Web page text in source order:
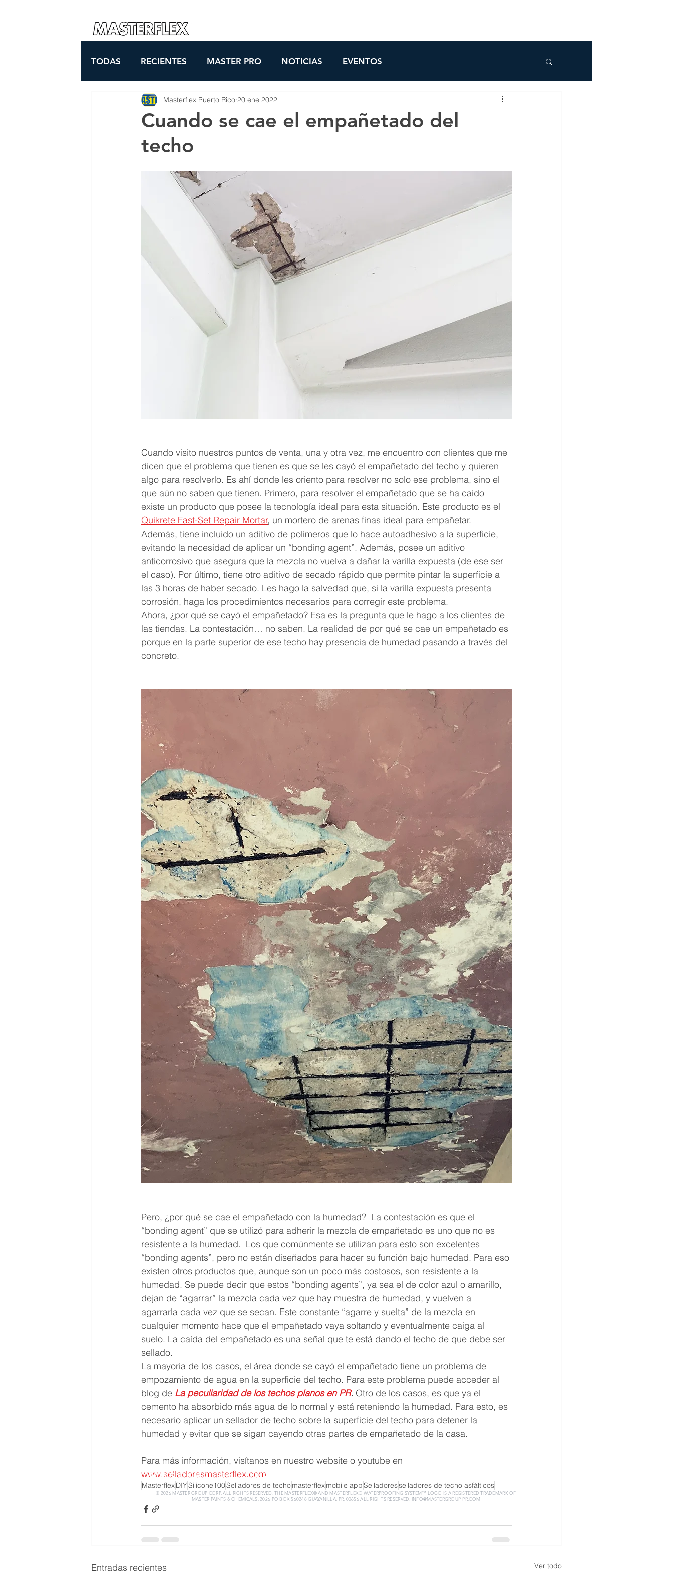
TODAS RECIENTES MASTER PRO NOTICIAS EVENTOS
Cuando se cae el empañetado del
techo
Masterflex Puerto Rico 20 ene 2022
Cuando visito nuestros puntos de venta, una y otra vez, me encuentro con clientes que me
dicen que el problema que tienen es que se les cayó el empañetado del techo y quieren
algo para resolverlo. Es ahí donde les oriento para resolver no solo ese problema, sino el
que aún no saben que tienen. Primero, para resolver el empañetado que se ha caído
existe un producto que posee la tecnología ideal para esta situación. Este producto es el
Quikrete Fast-Set Repair Mortar, un mortero de arenas finas ideal para empañetar.
Además, tiene incluido un aditivo de polímeros que lo hace autoadhesivo a la superficie,
evitando la necesidad de aplicar un “bonding agent”. Además, posee un aditivo
anticorrosivo que asegura que la mezcla no vuelva a dañar la varilla expuesta (de ese ser
el caso). Por último, tiene otro aditivo de secado rápido que permite pintar la superficie a
las 3 horas de haber secado. Les hago la salvedad que, si la varilla expuesta presenta
corrosión, haga los procedimientos necesarios para corregir este problema.
Ahora, ¿por qué se cayó el empañetado? Esa es la pregunta que le hago a los clientes de
las tiendas. La contestación… no saben. La realidad de por qué se cae un empañetado es
porque en la parte superior de ese techo hay presencia de humedad pasando a través del
concreto.
Pero, ¿por qué se cae el empañetado con la humedad?  La contestación es que el
“bonding agent” que se utilizó para adherir la mezcla de empañetado es uno que no es
resistente a la humedad.  Los que comúnmente se utilizan para esto son excelentes
“bonding agents”, pero no están diseñados para hacer su función bajo humedad. Para eso
existen otros productos que, aunque son un poco más costosos, son resistente a la
humedad. Se puede decir que estos “bonding agents”, ya sea el de color azul o amarillo,
dejan de “agarrar” la mezcla cada vez que hay muestra de humedad, y vuelven a
agarrarla cada vez que se secan. Este constante “agarre y suelta” de la mezcla en
cualquier momento hace que el empañetado vaya soltando y eventualmente caiga al
suelo. La caída del empañetado es una señal que te está dando el techo de que debe ser
sellado.
La mayoría de los casos, el área donde se cayó el empañetado tiene un problema de
empozamiento de agua en la superficie del techo. Para este problema puede acceder al
blog de La peculiaridad de los techos planos en PR. Otro de los casos, es que ya el
cemento ha absorbido más agua de lo normal y está reteniendo la humedad. Para esto, es
necesario aplicar un sellador de techo sobre la superficie del techo para detener la
humedad y evitar que se sigan cayendo otras partes de empañetado de la casa.
Para más información, visítanos en nuestro website o youtube en
www.selladoresmasterflex.com
MasterflexDIYSilicone100Selladores de techomasterflexmobile appSelladoresselladores de techo asfálticos
Entradas recientes Ver todo
MASTERFLEX PRODUCTOS
© 2026 MASTER GROUP CORP. ALL RIGHTS RESERVED. THE MASTERFLEX® AND MASTERFLEX® WATERPROOFING SYSTEM™ LOGO IS A REGISTERED TRADEMARK OF
MASTER PAINTS & CHEMICALS. 2026 PO BOX 560248 GUAYANILLA, PR. 00656 ALL RIGHTS RESERVED. INFO@MASTERGROUP-PR.COM